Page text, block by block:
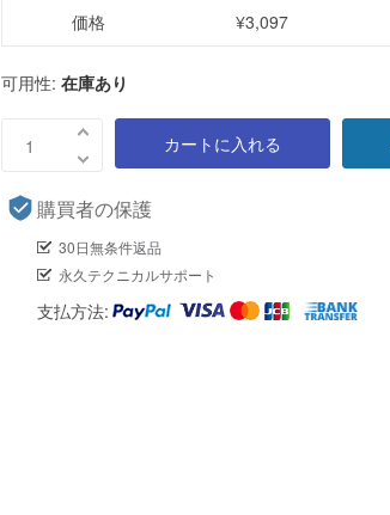
価格 ¥3,097
可用性: 在庫あり
カートに入れる
購買者の保護
30日無条件返品
永久テクニカルサポート
支払方法: